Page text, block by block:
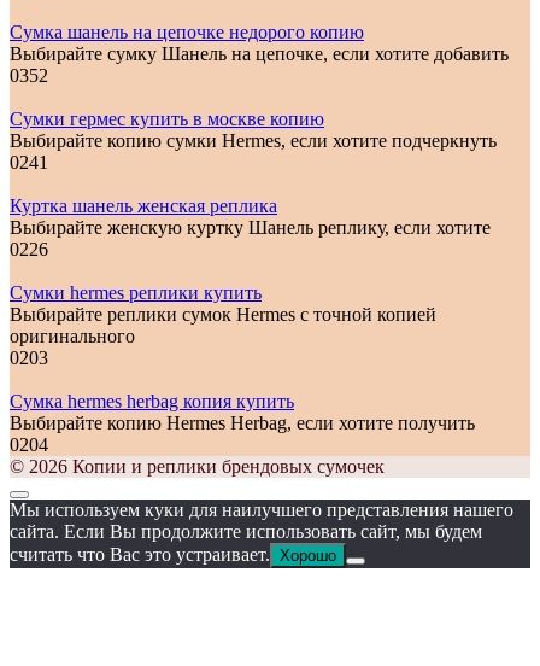
Сумка шанель на цепочке недорого копию
Выбирайте сумку Шанель на цепочке, если хотите добавить
0352
Сумки гермес купить в москве копию
Выбирайте копию сумки Hermes, если хотите подчеркнуть
0241
Куртка шанель женская реплика
Выбирайте женскую куртку Шанель реплику, если хотите
0226
Сумки hermes реплики купить
Выбирайте реплики сумок Hermes с точной копией
оригинального
0203
Сумка hermes herbag копия купить
Выбирайте копию Hermes Herbag, если хотите получить
0204
© 2026 Копии и реплики брендовых сумочек
Мы используем куки для наилучшего представления нашего
сайта. Если Вы продолжите использовать сайт, мы будем
считать что Вас это устраивает. Хорошо